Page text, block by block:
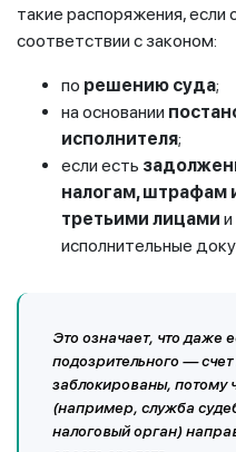
такие распоряжения, если
соответствии с законом:
по решению суда;
на основании
исполнителя;
если есть
налогам, штрафам
третьими лицами
исполнительные
Это означает, что даже
подозрительного — счет
заблокированы, потому
(например, служба
налоговый орган)